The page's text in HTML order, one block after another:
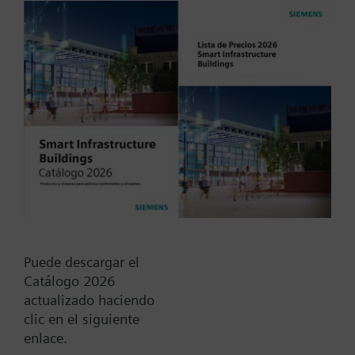
size, NC, SSD61U,
modulating, NSR
Piping Kit Assembly, 2-way PICV, 1.0 to 9.0 GPM,
1.0 in. line size, normally closed, SSD61U,
modulating, non-spring return
Tipo / Código:
231043043.0-A2CCX
S55301-M104-A400
12 meses
Find replacement
Documentos
Puede descargar el
Catálogo 2026
actualizado haciendo
clic en el siguiente
enlace.